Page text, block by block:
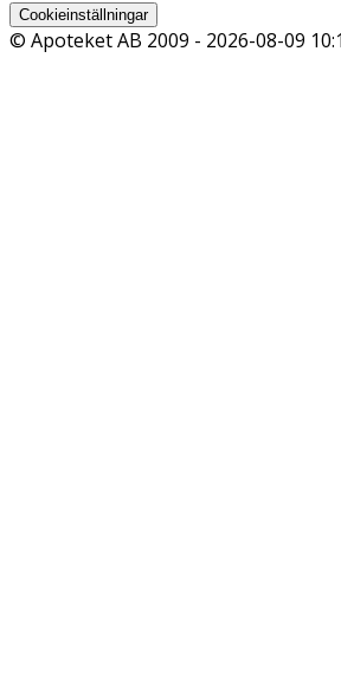
Cookieinställningar
© Apoteket AB 2009 - 2026-08-09